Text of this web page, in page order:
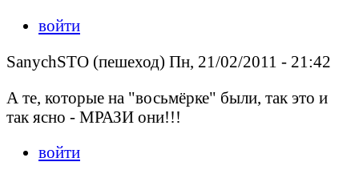
войти
SanychSTO (пешеход) Пн, 21/02/2011 - 21:42
А те, которые на "восьмёрке" были, так это и
так ясно - МРАЗИ они!!!
войти